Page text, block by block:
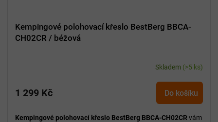
Kempingové polohovací křeslo BestBerg BBCA-
CH02CR / béžová
Skladem (>5 ks)
1 299 Kč Do košíku
Kempingové polohovací křeslo BestBerg BBCA-CH02CR vám